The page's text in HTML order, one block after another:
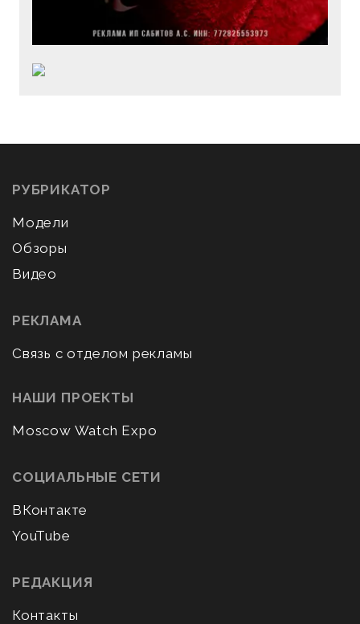
РУБРИКАТОР
Модели
Обзоры
Видео
РЕКЛАМА
Связь с отделом рекламы
НАШИ ПРОЕКТЫ
Moscow Watch Expo
СОЦИАЛЬНЫЕ СЕТИ
ВКонтакте
YouTube
РЕДАКЦИЯ
Контакты